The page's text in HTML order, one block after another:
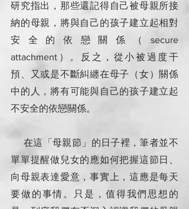
研究指出，那些還記得自己被母親所接
納的母親，將與自己的孩子建立起相對
安全的依戀關係（secure
attachment）。反之，從小被過度干
預、又或是不斷糾纏在母子（女）關係
中的人，將有可能與自己的孩子建立起
不安全的依戀關係。
單單提醒做兒女的應如何把握這節日、
向母親表達愛意，事實上，這應是每天
要做的事情。只是，值得我們思想的